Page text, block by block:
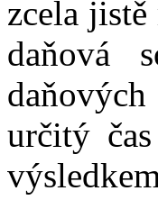
zcela
daňová
daňových
určitý